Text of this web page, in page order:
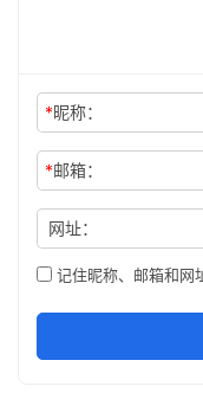
*昵称：
*邮箱：
网址：
记住昵称、邮箱和网